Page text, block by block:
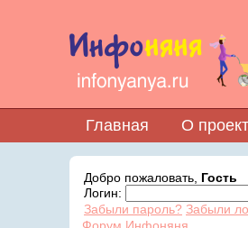
Главная О
Добро пожаловать, Гость
Логин:
Забыли пароль? Забыли